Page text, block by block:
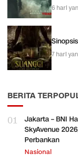
6 hari
7 hari
BERITA
01
Jakarta – BNI
SkyAvenue
Perbankan
Nasional